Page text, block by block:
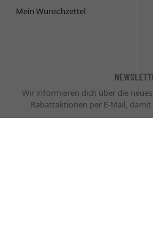
Mein Wunschzettel
Wir informieren dich über die
Rabattaktionen per E-Mail,